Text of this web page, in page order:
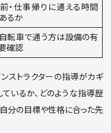
・仕事帰りに通える時間
るか
転車で通う方は設備の有
確認
ストラクターの指導がカギ
いるか、どのような指導歴
自分の目標や性格に合った先